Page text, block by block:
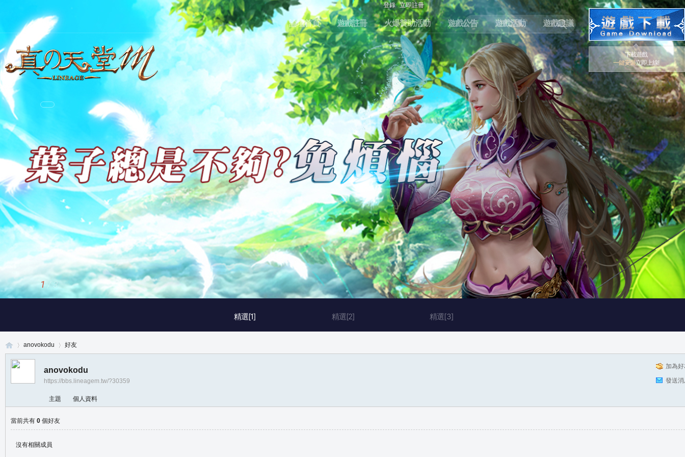
登錄 立即註冊
論壇首頁 遊戲註冊 火爆贊助活動 遊戲公告 遊戲活動 遊戲建議
下載遊戲
一鍵安裝立即上線!
精選[1] 精選[2] 精選[3]
1 / 3
anovokodu 好友
加為
發送
anovokodu
https://bbs.lineagem.tw/?30359
主題 個人資料
當前共有 0 個好友
沒有相關成員